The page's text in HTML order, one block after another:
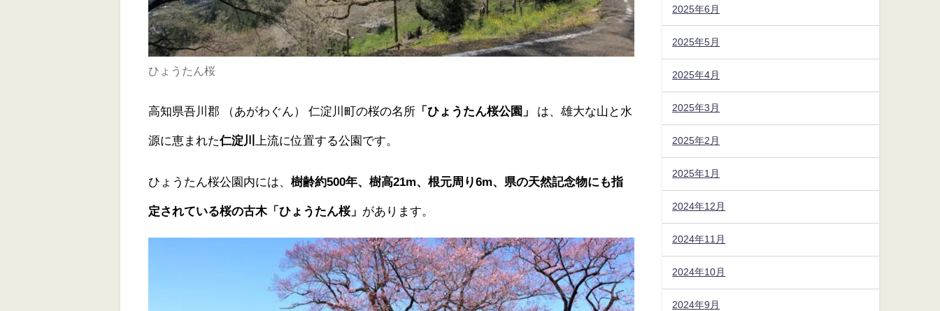
ひょうたん桜
高知県吾川郡 （あがわぐん） 仁淀川町の桜の名所 「ひょうたん桜公園」 は、雄大な山と水
源に恵まれた仁淀川 上流に位置する公園です。
ひょうたん桜公園内には、樹齢約500年、樹高21m、根元周り6m、県の天然記念物にも指
定されている桜の古木「ひょうたん桜」 があります。
2025年6月
2025年5月
2025年4月
2025年3月
2025年2月
2025年1月
2024年12月
2024年11月
2024年10月
2024年9月